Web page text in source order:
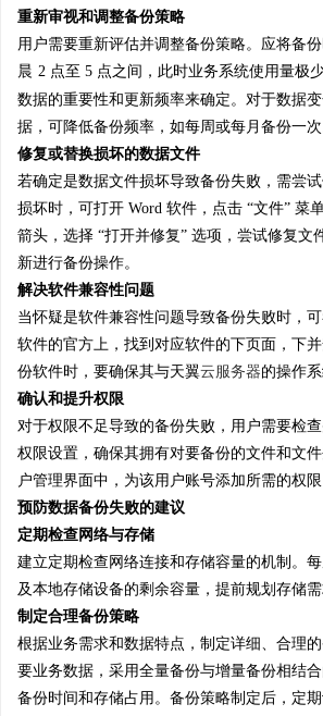
重新审视和调整备份策略
用户需要重新评估并调整备份策略。应将备
晨 2 点至 5 点之间，此时业务系统使用量极
数据的重要性和更新频率来确定。对于数据
据，可降低备份频率，如每周或每月备份一次
修复或替换损坏的数据文件
若确定是数据文件损坏导致备份失败，需尝
损坏时，可打开 Word 软件，点击 “文件” 菜
箭头，选择 “打开并修复” 选项，尝试修复
新进行备份操作。
解决软件兼容性问题
当怀疑是软件兼容性问题导致备份失败时，
软件的官方上，找到对应软件的下页面，下
份软件时，要确保其与天翼云服务器的操作
确认和提升权限
对于权限不足导致的备份失败，用户需要检
权限设置，确保其拥有对要备份的文件和文
户管理界面中，为该用户账号添加所需的权
预防数据备份失败的建议
定期检查网络与存储
建立定期检查网络连接和存储容量的机制。
及本地存储设备的剩余容量，提前规划存储
制定合理备份策略
根据业务需求和数据特点，制定详细、合理
要业务数据，采用全量备份与增量备份相结
备份时间和存储占用。备份策略制定后，定